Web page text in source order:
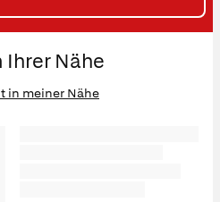
Nähe
in meiner Nähe